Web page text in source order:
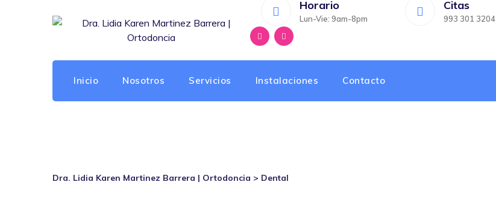
Horario
Lun-Vie: 9am-8pm
Citas
993 301 3204
Inicio Nosotros Servicios Instalaciones Contacto
Dra. Lidia Karen Martinez Barrera | Ortodoncia > Dental